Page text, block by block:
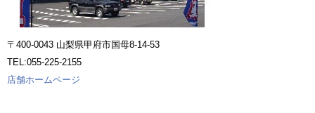
〒400-0043 山梨県甲府市国母8-14-53
TEL:055-225-2155
店舗ホームページ